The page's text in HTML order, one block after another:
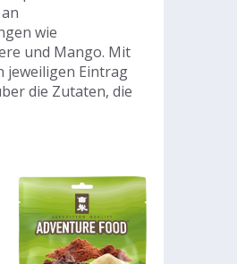
wie
und Mango. Mit
jeweiligen Eintrag
die Zutaten, die